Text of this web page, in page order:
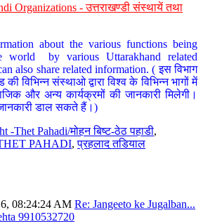
Organizations - उत्तराखण्डी संस्थायें तथा
about the various functions being
world by various Uttarakhand related
also share related information. ( इस विभाग
विभिन्न संस्थाओ द्वारा विश्व के विभिन्न भागों में
और अन्य कार्यक्रमों की जानकारी मिलेगी।
डाल सकते हैं।)
-Thet Pahadi/मोहन बिष्ट-ठेठ पहाडी,
PAHADI,प्रहलाद तडियाल
08:24:24 AM Re: Jangeeto ke Jugalban...
9910532720